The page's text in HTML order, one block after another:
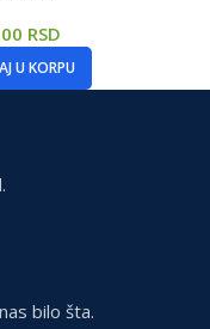
RSD
U KORPU
bilo šta.